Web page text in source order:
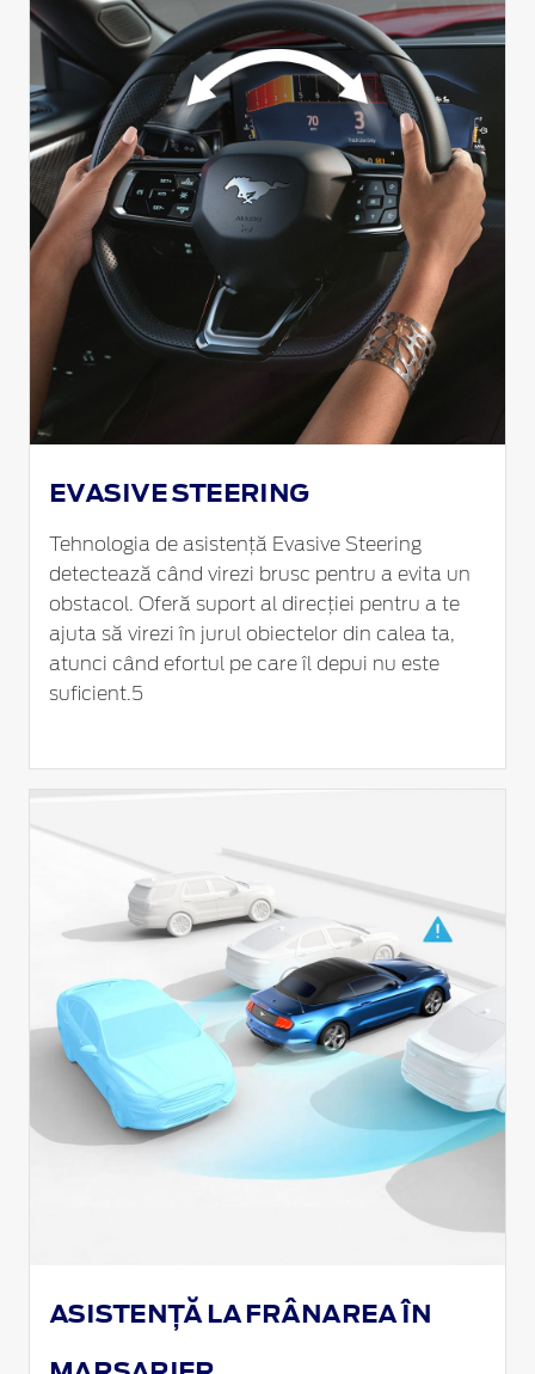
EVASIVE STEERING
Tehnologia de asistență Evasive Steering
detectează când virezi brusc pentru a evita un
obstacol. Oferă suport al direcției pentru a te
ajuta să virezi în jurul obiectelor din calea ta,
atunci când efortul pe care îl depui nu este
suficient.5
ASISTENȚĂ LA FRÂNAREA ÎN